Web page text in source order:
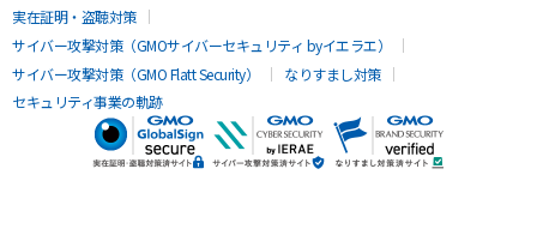
実在証明・盗聴対策
サイバー攻撃対策（GMOサイバーセキュリティ byイエラエ）
サイバー攻撃対策（GMO Flatt Security）
なりすまし対策
セキュリティ事業の軌跡